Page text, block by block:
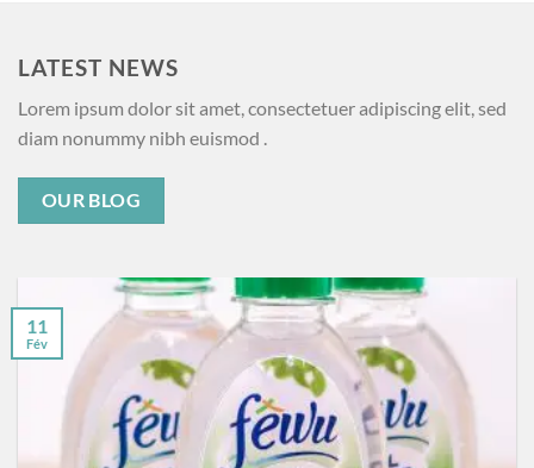
LATEST NEWS
Lorem ipsum dolor sit amet, consectetuer adipiscing elit, sed
diam nonummy nibh euismod .
OUR BLOG
11
Fév